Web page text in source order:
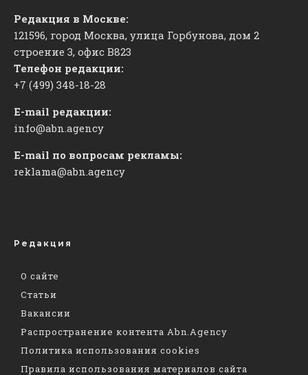
Редакция в Москве:
121596, город Москва, улица Горбунова, дом 2
строение 3, офис ​В823
Телефон редакции:
+7 (499) 348-18-28
E-mail редакции:
info@abn.agency
E-mail по вопросам рекламы:
reklama@abn.agency
Редакция
О сайте
Статьи
Вакансии
Распространение контента Abn.Agency
Политика использования cookies
Правила использования материалов сайта